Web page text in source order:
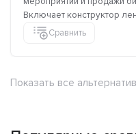
Включает конструктор
Сравнить
Показать все